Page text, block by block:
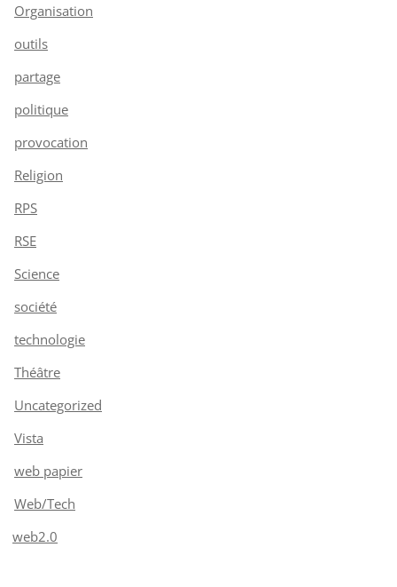
Organisation
outils
partage
politique
provocation
Religion
RPS
RSE
Science
société
technologie
Théâtre
Uncategorized
Vista
web papier
Web/Tech
web2.0